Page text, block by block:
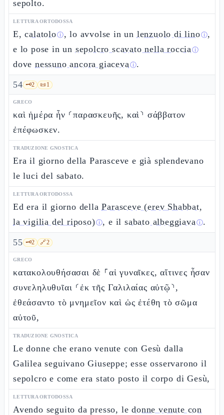
sepolto.
LETTURA ORTODOSSA
E,calatoloⓘ, lo avvolse in un lenzuolo di linoⓘ,
e lo pose in un sepolcro scavato nella rocciaⓘ
dove nessuno ancora giacevaⓘ.
54 🗝️2 📜1
GRECO
καὶ ἡμέρα ἦν ⸂παρασκευῆς, καὶ⸃ σάββατον
ἐπέφωσκεν.
TRADUZIONE GNOSTICA
Era il giorno della Parasceve e già splendevano
le luci del sabato.
LETTURA ORTODOSSA
Ed era il giorno dellaParasceve (erev Shabbat,
la vigilia del riposo)ⓘ, e ilsabato albeggiavaⓘ.
55 🗝️2 🔗2
GRECO
κατακολουθήσασαι δὲ ⸀αἱ γυναῖκες, αἵτινες ἦσαν
συνεληλυθυῖαι ⸂ἐκ τῆς Γαλιλαίας αὐτῷ⸃,
ἐθεάσαντο τὸ μνημεῖον καὶ ὡς ἐτέθη τὸ σῶμα
αὐτοῦ,
TRADUZIONE GNOSTICA
Le donne che erano venute con Gesù dalla
Galilea seguivano Giuseppe; esse osservarono il
sepolcro e come era stato posto il corpo di Gesù,
LETTURA ORTODOSSA
Avendo seguito da presso, ledonne venute con